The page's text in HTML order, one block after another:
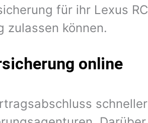
für ihr Lexus RC
zulassen können.
online
schneller